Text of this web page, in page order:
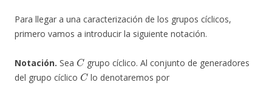
Para llegar a una caracterización de los grupos cíclicos,
primero vamos a introducir la siguiente notación.
Notación. Sea
C
grupo cíclico. Al conjunto de generadores
del grupo cíclico
C
lo denotaremos por